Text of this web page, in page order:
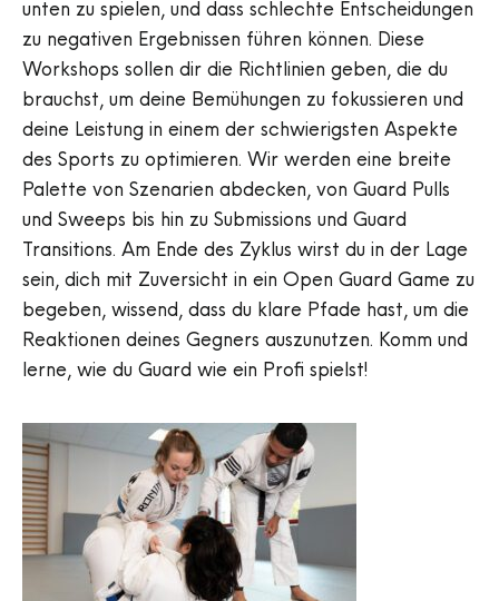
unten zu spielen, und dass schlechte Entscheidungen
zu negativen Ergebnissen führen können. Diese
Workshops sollen dir die Richtlinien geben, die du
brauchst, um deine Bemühungen zu fokussieren und
deine Leistung in einem der schwierigsten Aspekte
des Sports zu optimieren. Wir werden eine breite
Palette von Szenarien abdecken, von Guard Pulls
und Sweeps bis hin zu Submissions und Guard
Transitions. Am Ende des Zyklus wirst du in der Lage
sein, dich mit Zuversicht in ein Open Guard Game zu
begeben, wissend, dass du klare Pfade hast, um die
Reaktionen deines Gegners auszunutzen. Komm und
lerne, wie du Guard wie ein Profi spielst!